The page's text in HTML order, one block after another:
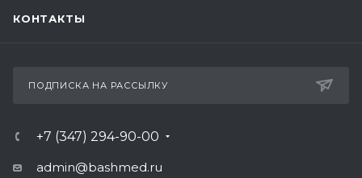
КОНТАКТЫ
ПОДПИСКА НА РАССЫЛКУ
+7 (347) 294-90-00
admin@bashmed.ru